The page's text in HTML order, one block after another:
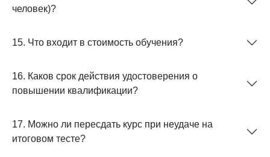
человек)?
15. Что входит в стоимость обучения?
16. Каков срок действия удостоверения о
повышении квалификации?
17. Можно ли пересдать курс при неудаче на
итоговом тесте?